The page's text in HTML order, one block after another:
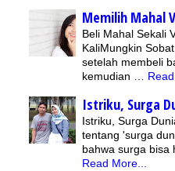
Memilih Mahal
Beli Mahal Sekali
KaliMungkin
setelah membeli
kemudian …
Istriku, Surga
Istriku, Surga
tentang 'surga
bahwa surga
Read More...